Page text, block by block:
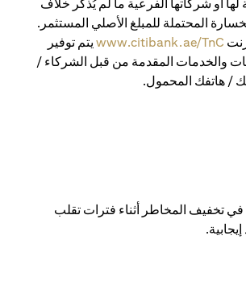
أو شركاتها الفرعية ما لم يُذكر خلاف
المحتملة للمبلغ الأصلي المستثمر.
www.citibank.ae/TnC يتم توفير
والخدمات المقدمة من قبل الشركاء /
/ هاتفك المحمول.
تخفيف المخاطر أثناء فترات تقلب